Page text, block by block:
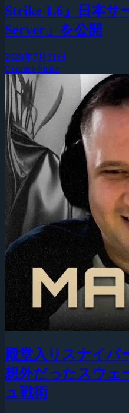
Strike 1.6』日本サ
Server」を公開
2026年7月31日
Counter-Strike
殿堂入りスナイパ
想外だったスウェ
ュ戦術